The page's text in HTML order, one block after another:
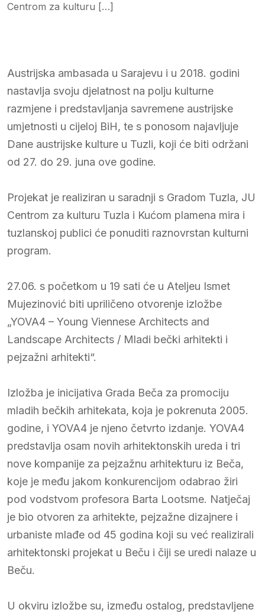
Centrom za kulturu […]
Austrijska ambasada u Sarajevu i u 2018. godini
nastavlja svoju djelatnost na polju kulturne
razmjene i predstavljanja savremene austrijske
umjetnosti u cijeloj BiH, te s ponosom najavljuje
Dane austrijske kulture u Tuzli, koji će biti održani
od 27. do 29. juna ove godine.
Projekat je realiziran u saradnji s Gradom Tuzla, JU
Centrom za kulturu Tuzla i Kućom plamena mira i
tuzlanskoj publici će ponuditi raznovrstan kulturni
program.
27.06. s početkom u 19 sati će u Ateljeu Ismet
Mujezinović biti upriličeno otvorenje izložbe
„YOVA4 – Young Viennese Architects and
Landscape Architects / Mladi bečki arhitekti i
pejzažni arhitekti“.
Izložba je inicijativa Grada Beča za promociju
mladih bečkih arhitekata, koja je pokrenuta 2005.
godine, i YOVA4 je njeno četvrto izdanje. YOVA4
predstavlja osam novih arhitektonskih ureda i tri
nove kompanije za pejzažnu arhitekturu iz Beča,
koje je među jakom konkurencijom odabrao žiri
pod vodstvom profesora Barta Lootsme. Natječaj
je bio otvoren za arhitekte, pejzažne dizajnere i
urbaniste mlađe od 45 godina koji su već realizirali
arhitektonski projekat u Beču i čiji se uredi nalaze u
Beču.
U okviru izložbe su, između ostalog, predstavljene